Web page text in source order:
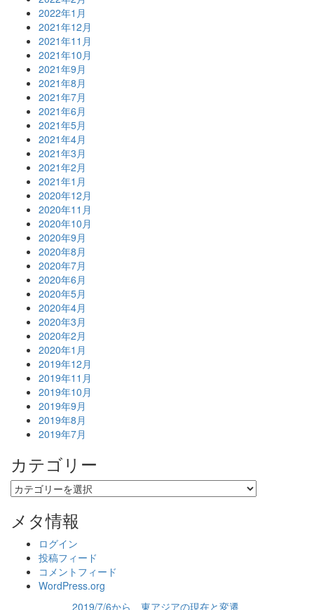
2022年1月
2021年12月
2021年11月
2021年10月
2021年9月
2021年8月
2021年7月
2021年6月
2021年5月
2021年4月
2021年3月
2021年2月
2021年1月
2020年12月
2020年11月
2020年10月
2020年9月
2020年8月
2020年7月
2020年6月
2020年5月
2020年4月
2020年3月
2020年2月
2020年1月
2019年12月
2019年11月
2019年10月
2019年9月
2019年8月
2019年7月
カテゴリー
カ
テ
リ
メタ情報
ログイン
投稿フィード
コメントフィード
WordPress.org
2019/7/6から 東アジアの現在と変遷